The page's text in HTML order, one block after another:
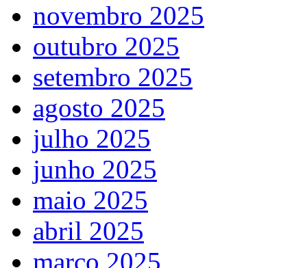
novembro 2025
outubro 2025
setembro 2025
agosto 2025
julho 2025
junho 2025
maio 2025
abril 2025
março 2025